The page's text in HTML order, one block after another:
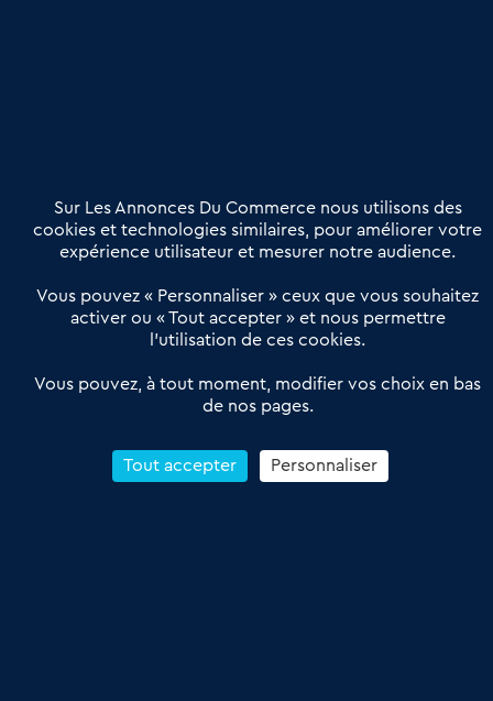
Offres Pro
Actualités
Qui sommes nous ?
Derniers articles
Réseau 3C : un partenaire national dédié aux transactions
Petitscommerces : Un partenariat au service du commerce de
proximité et des territoires
Reprendre un Restaurant Rapide
Sur Les Annonces Du Commerce nous utilisons des
cookies et technologies similaires, pour améliorer votre
expérience utilisateur et mesurer notre audience.
Vous pouvez « Personnaliser » ceux que vous souhaitez
activer ou « Tout accepter » et nous permettre
l’utilisation de ces cookies.
Vous pouvez, à tout moment, modifier vos choix en bas
de nos pages.
Tout accepter Personnaliser